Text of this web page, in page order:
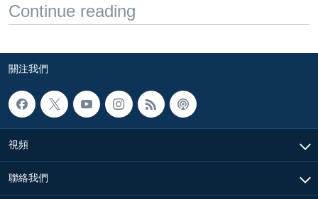
Continue reading
關注我們
視頻
聯絡我們